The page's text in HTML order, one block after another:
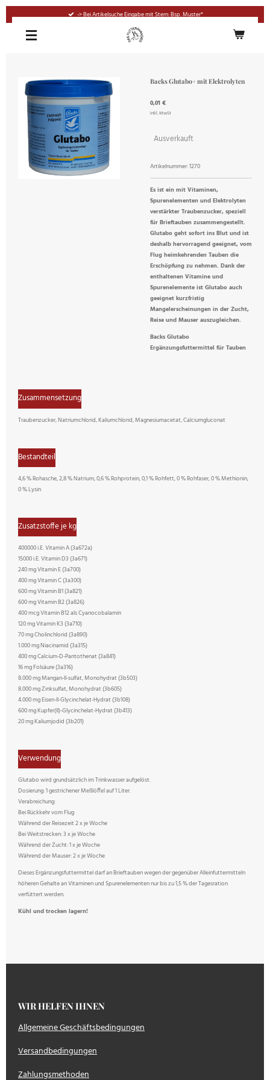
springen
-> Bei Artikelsuche Eingabe mit Stern: Bsp. Muster*
Backs Glutabo+ mit Elektrolyten
0,01 €
inkl. MwSt
Ausverkauft
Artikelnummer:1270
Es ist ein mit Vitaminen,
Spurenelementen und Elektrolyten
verstärkter Traubenzucker, speziell
für Brieftauben zusammengestellt.
Glutabo geht sofort ins Blut und ist
deshalb hervorragend geeignet, vom
Flug heimkehrenden Tauben die
Erschöpfung zu nehmen. Dank der
enthaltenen Vitamine und
Spurenelemente ist Glutabo auch
geeignet kurzfristig
Mangelerscheinungen in der Zucht,
Reise und Mauser auszugleichen.
Backs Glutabo
Ergänzungsfuttermittel für Tauben
Zusammensetzung
Traubenzucker, Natriumchlorid, Kaliumchlorid, Magnesiumacetat, Calciumgluconat
Bestandteil
4,6 % Rohasche, 2,8 % Natrium, 0,6 % Rohprotein, 0,1 % Rohfett, 0 % Rohfaser, 0 % Methionin,
0 % Lysin
Zusatzstoffe je kg
400000 i.E. Vitamin A (3a672a)
15000 i.E. Vitamin D3 (3a671)
240 mg Vitamin E (3a700)
400 mg Vitamin C (3a300)
600 mg Vitamin B1 (3a821)
600 mg Vitamin B2 (3a826)
400 mcg Vitamin B12 als Cyanocobalamin
120 mg Vitamin K3 (3a710)
70 mg Cholinchlorid (3a890)
1.000 mg Niacinamid (3a315)
400 mg Calcium-D-Pantothenat (3a841)
16 mg Folsäure (3a316)
8.000 mg Mangan-II-sulfat, Monohydrat (3b503)
8.000 mg Zinksulfat, Monohydrat (3b605)
4.000 mg Eisen-II-Glycinchelat-Hydrat (3b108)
600 mg Kupfer(II)-Glycinchelat-Hydrat (3b413)
20 mg Kaliumjodid (3b201)
Verwendung
Glutabo wird grundsätzlich im Trinkwasser aufgelöst.
Dosierung: 1 gestrichener Meßlöffel auf 1 Liter.
Verabreichung:
Bei Rückkehr vom Flug
Während der Reisezeit 2 x je Woche
Bei Weitstrecken: 3 x je Woche
Während der Zucht: 1 x je Woche
Während der Mauser: 2 x je Woche
Dieses Ergänzungsfuttermittel darf an Brieftauben wegen der gegenüber Alleinfuttermitteln
höheren Gehalte an Vitaminen und Spurenelementen nur bis zu 1,5 % der Tagesration
verfüttert werden.
Kühl und trocken lagern!
WIR HELFEN IHNEN
Allgemeine Geschäftsbedingungen
Versandbedingungen
Zahlungsmethoden